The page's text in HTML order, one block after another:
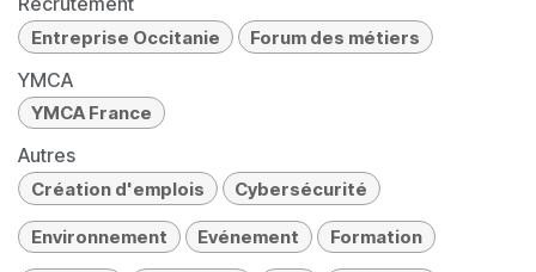
Entreprise Occitanie Forum des métiers
YMCA
YMCA France
Autres
Création d'emplois Cybersécurité
Environnement Evénement Formation